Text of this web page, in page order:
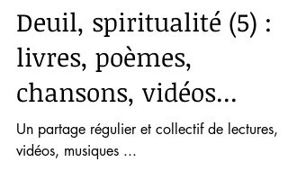
Les Choses de la vie
9 févr.
3 min de lecture
Deuil, spiritualité (5) :
livres, poèmes,
chansons, vidéos...